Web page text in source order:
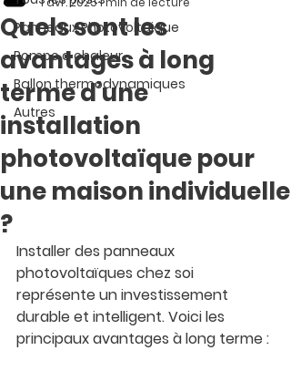
Panneaux Photovoltaique
Pompe a chaleur
Ballon thermodynamiques
Autres
Quels sont les
avantages à long
terme d’une
installation
photovoltaïque pour
une maison individuelle
?
Installer des panneaux
photovoltaïques chez soi
représente un investissement
durable et intelligent. Voici les
principaux avantages à long terme :